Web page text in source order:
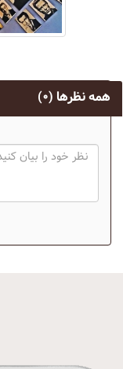
همه نظرها (۰)